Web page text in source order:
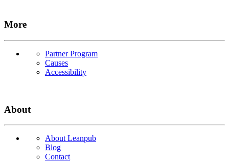
More
Partner Program
Causes
Accessibility
About
About Leanpub
Blog
Contact